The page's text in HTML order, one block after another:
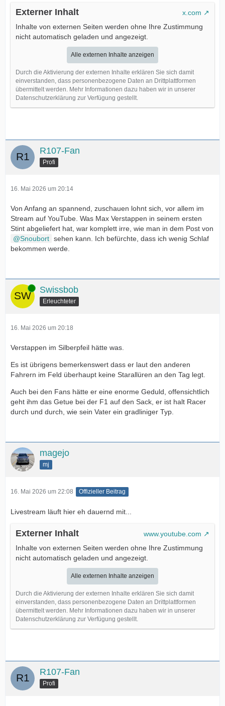
Externer Inhalt
x.com
Inhalte von externen Seiten werden ohne Ihre Zustimmung
nicht automatisch geladen und angezeigt.
Alle externen Inhalte anzeigen
Durch die Aktivierung der externen Inhalte erklären Sie sich damit
einverstanden, dass personenbezogene Daten an Drittplattformen
übermittelt werden. Mehr Informationen dazu haben wir in unserer
Datenschutzerklärung zur Verfügung gestellt.
R107-Fan
Profi
16. Mai 2026 um 20:14
Von Anfang an spannend, zuschauen lohnt sich, vor allem im
Stream auf YouTube. Was Max Verstappen in seinem ersten
Stint abgeliefert hat, war komplett irre, wie man in dem Post von
Snoubort sehen kann. Ich befürchte, dass ich wenig Schlaf
bekommen werde.
Online Swissbob
Erleuchteter
16. Mai 2026 um 20:18
Verstappen im Silberpfeil hätte was.
Es ist übrigens bemerkenswert dass er laut den anderen
Fahrern im Feld überhaupt keine Starallüren an den Tag legt.
Auch bei den Fans hätte er eine enorme Geduld, offensichtlich
geht ihm das Getue bei der F1 auf den Sack, er ist halt Racer
durch und durch, wie sein Vater ein gradliniger Typ.
magejo
mj
16. Mai 2026 um 22:08 Offizieller Beitrag
Livestream läuft hier eh dauernd mit...
Externer Inhalt
www.youtube.com
Inhalte von externen Seiten werden ohne Ihre Zustimmung
nicht automatisch geladen und angezeigt.
Alle externen Inhalte anzeigen
Durch die Aktivierung der externen Inhalte erklären Sie sich damit
einverstanden, dass personenbezogene Daten an Drittplattformen
übermittelt werden. Mehr Informationen dazu haben wir in unserer
Datenschutzerklärung zur Verfügung gestellt.
R107-Fan
Profi